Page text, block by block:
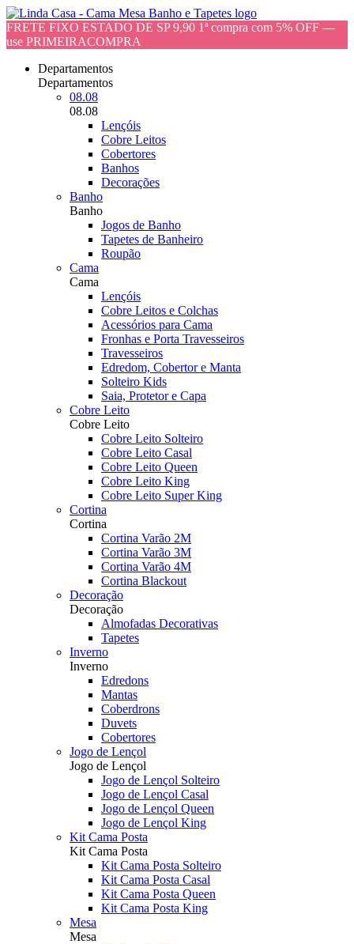
FRETE FIXO ESTADO DE SP 9,90 1ª compra com 5% OFF —
use PRIMEIRACOMPRA
Departamentos
Departamentos
08.08
08.08
Lençóis
Cobre Leitos
Cobertores
Banhos
Decorações
Banho
Banho
Jogos de Banho
Tapetes de Banheiro
Roupão
Cama
Cama
Lençóis
Cobre Leitos e Colchas
Acessórios para Cama
Fronhas e Porta Travesseiros
Travesseiros
Edredom, Cobertor e Manta
Solteiro Kids
Saia, Protetor e Capa
Cobre Leito
Cobre Leito
Cobre Leito Solteiro
Cobre Leito Casal
Cobre Leito Queen
Cobre Leito King
Cobre Leito Super King
Cortina
Cortina
Cortina Varão 2M
Cortina Varão 3M
Cortina Varão 4M
Cortina Blackout
Decoração
Decoração
Almofadas Decorativas
Tapetes
Inverno
Inverno
Edredons
Mantas
Coberdrons
Duvets
Cobertores
Jogo de Lençol
Jogo de Lençol
Jogo de Lençol Solteiro
Jogo de Lençol Casal
Jogo de Lençol Queen
Jogo de Lençol King
Kit Cama Posta
Kit Cama Posta
Kit Cama Posta Solteiro
Kit Cama Posta Casal
Kit Cama Posta Queen
Kit Cama Posta King
Mesa
Mesa